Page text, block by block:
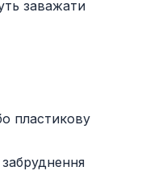
заважати
пластикову